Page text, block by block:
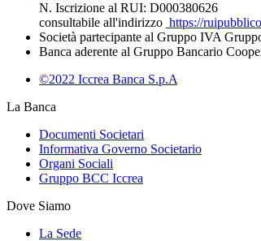
N. Iscrizione al RUI: D000380626
consultabile all'indirizzo https://
Società partecipante al Gruppo IVA
Banca aderente al Gruppo Bancario
©2022 Iccrea Banca S.p.A
La Banca
Documenti Societari
Informativa Governo Societario
Organi Sociali
Gruppo BCC Iccrea
Dove Siamo
La Sede